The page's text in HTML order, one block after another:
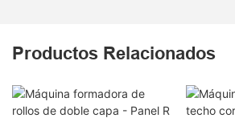
Productos Relacionados